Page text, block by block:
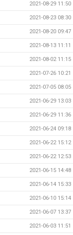
2021-08-29 11:50
2021-08-23 08:30
2021-08-20 09:47
2021-08-13 11:11
2021-08-02 11:15
2021-07-26 10:21
2021-07-05 08:05
2021-06-29 13:03
2021-06-29 11:36
2021-06-24 09:18
2021-06-22 15:12
2021-06-22 12:53
2021-06-15 14:48
2021-06-14 15:33
2021-06-10 15:14
2021-06-07 13:37
2021-06-03 11:51